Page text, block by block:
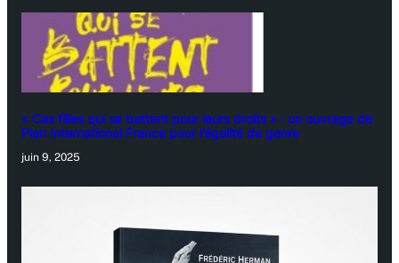
« Ces filles qui se battent pour leurs droits » : un ouvrage de
Plan International France pour l’égalité de genre
juin 9, 2025